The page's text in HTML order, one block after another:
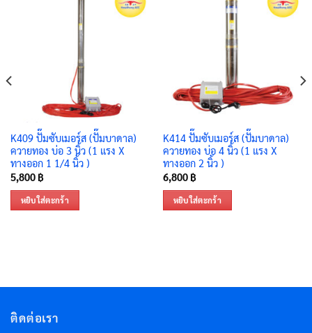
K409 ปั๊มซับเมอร์ส (ปั๊มบาดาล)
ควายทอง บ่อ 3 นิ้ว (1 แรง X
ทางออก 1 1/4 นิ้ว )
5,800 ฿
หยิบใส่ตะกร้า
K414 ปั๊มซับเมอร์ส (ปั๊มบาดาล)
ควายทอง บ่อ 4 นิ้ว (1 แรง X
ทางออก 2 นิ้ว )
6,800 ฿
หยิบใส่ตะกร้า
ติดต่อเรา